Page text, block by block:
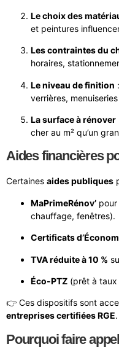
Le choix des
et peintures
Les contraintes du
horaires,
Le niveau de finition
verrières,
La surface à rénover
cher au m² qu’un
Aides financières
Certaines aides publiques
MaPrimeRénov’
chauffage, fenêtres).
Certificats
TVA réduite à 10 %
Éco-PTZ (prêt à taux
👉 Ces dispositifs sont
entreprises certifiées RGE.
Pourquoi faire